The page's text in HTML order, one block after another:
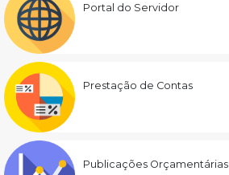
Portal do Servidor
Prestação de Contas
Publicações Orçamentárias